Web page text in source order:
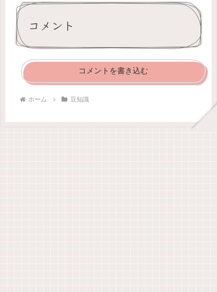
コメント
コメントを書き込む
ホーム 豆知識